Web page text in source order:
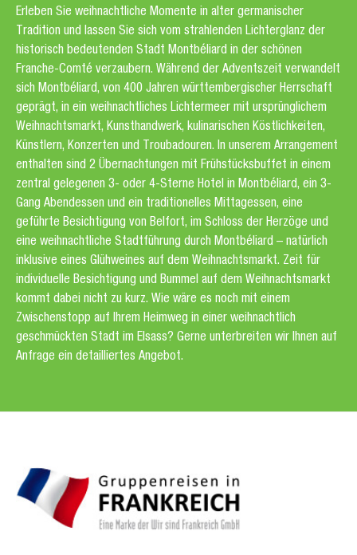
Erleben Sie weihnachtliche Momente in alter germanischer
Tradition und lassen Sie sich vom strahlenden Lichterglanz der
historisch bedeutenden Stadt Montbéliard in der schönen
Franche-Comté verzaubern. Während der Adventszeit verwandelt
sich Montbéliard, von 400 Jahren württembergischer Herrschaft
geprägt, in ein weihnachtliches Lichtermeer mit ursprünglichem
Weihnachtsmarkt, Kunsthandwerk, kulinarischen Köstlichkeiten,
Künstlern, Konzerten und Troubadouren. In unserem Arrangement
enthalten sind 2 Übernachtungen mit Frühstücksbuffet in einem
zentral gelegenen 3- oder 4-Sterne Hotel in Montbéliard, ein 3-
Gang Abendessen und ein traditionelles Mittagessen, eine
geführte Besichtigung von Belfort, im Schloss der Herzöge und
eine weihnachtliche Stadtführung durch Montbéliard – natürlich
inklusive eines Glühweines auf dem Weihnachtsmarkt. Zeit für
individuelle Besichtigung und Bummel auf dem Weihnachtsmarkt
kommt dabei nicht zu kurz. Wie wäre es noch mit einem
Zwischenstopp auf Ihrem Heimweg in einer weihnachtlich
geschmückten Stadt im Elsass? Gerne unterbreiten wir Ihnen auf
Anfrage ein detailliertes Angebot.